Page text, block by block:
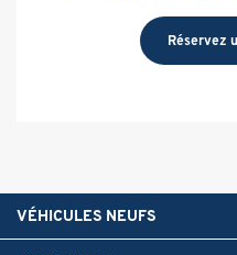
Réservez
VÉHICULES NEUFS